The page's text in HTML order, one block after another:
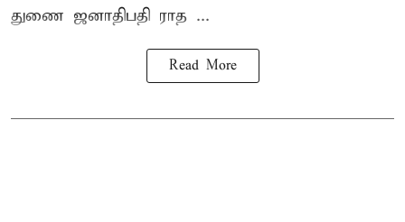
துணை ஜனாதிபதி ராத ...
Read More